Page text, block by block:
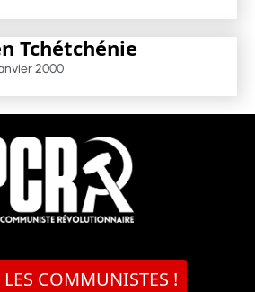
Tchétchénie
2000
LES COMMUNISTES !